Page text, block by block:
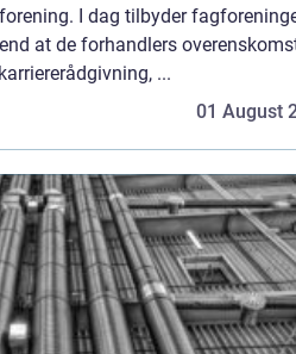
I dag tilbyder
at de forhandlers
...
01 August